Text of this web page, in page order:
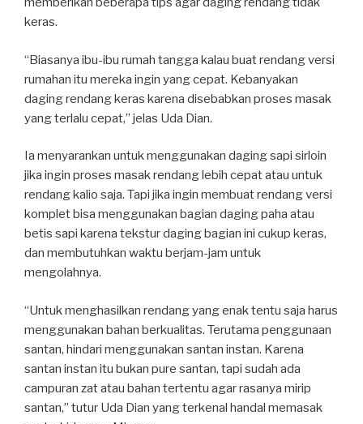
keras.
“Biasanya ibu-ibu rumah tangga kalau buat rendang versi
rumahan itu mereka ingin yang cepat. Kebanyakan
daging rendang keras karena disebabkan proses masak
yang terlalu cepat,” jelas Uda Dian.
Ia menyarankan untuk menggunakan daging sapi sirloin
jika ingin proses masak rendang lebih cepat atau untuk
rendang kalio saja. Tapi jika ingin membuat rendang versi
komplet bisa menggunakan bagian daging paha atau
betis sapi karena tekstur daging bagian ini cukup keras,
dan membutuhkan waktu berjam-jam untuk
mengolahnya.
“Untuk menghasilkan rendang yang enak tentu saja harus
menggunakan bahan berkualitas. Terutama penggunaan
santan, hindari menggunakan santan instan. Karena
santan instan itu bukan pure santan, tapi sudah ada
campuran zat atau bahan tertentu agar rasanya mirip
santan,” tutur Uda Dian yang terkenal handal memasak